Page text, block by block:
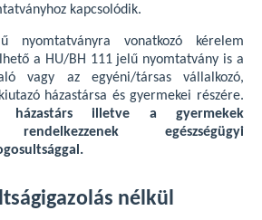
kapcsolódik.
nyomtatványra vonatkozó kérelem
a HU/BH 111 jelű nyomtatvány is a
vagy az egyéni/társas vállalkozó,
házastársa és gyermekei részére.
illetve a gyermekek
rendelkezzenek egészségügyi
nélkül